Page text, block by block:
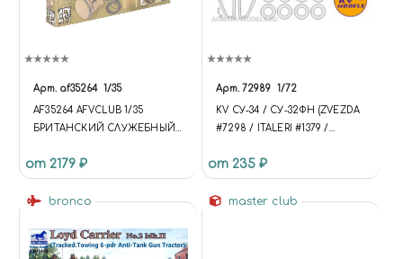
Арт. af35264 1/35
AF35264 AFVCLUB 1/35
БРИТАНСКИЙ СЛУЖЕБНЫЙ
КОМПЛЕКТОМ
БОЕПРИПАСОВ
от 2179 ₽
Арт. 72989 1/72
KV СУ-34 / СУ-32ФН (ZVEZDA
#7298 / ITALERI #1379 /
ДИСКИ И КОЛЕСА
от 235 ₽
bronco master club